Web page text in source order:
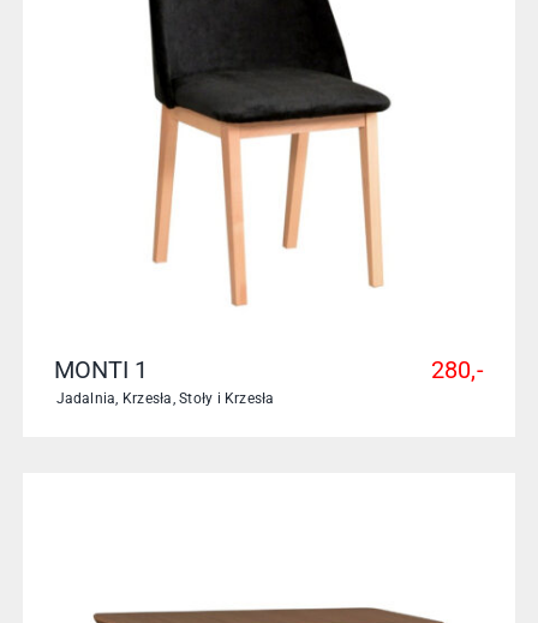
MONTI 1
Jadalnia Krzesła ,Stoły i Krzesła
280,-